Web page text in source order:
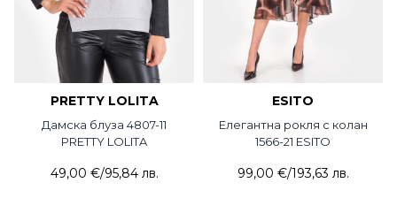
PRETTY LOLITA
Дамска блуза 4807-11
PRETTY LOLITA
49,00 €/95,84 лв.
ESITO
Елегантна рокля с колан
1566-21 ESITO
99,00 €/193,63 лв.